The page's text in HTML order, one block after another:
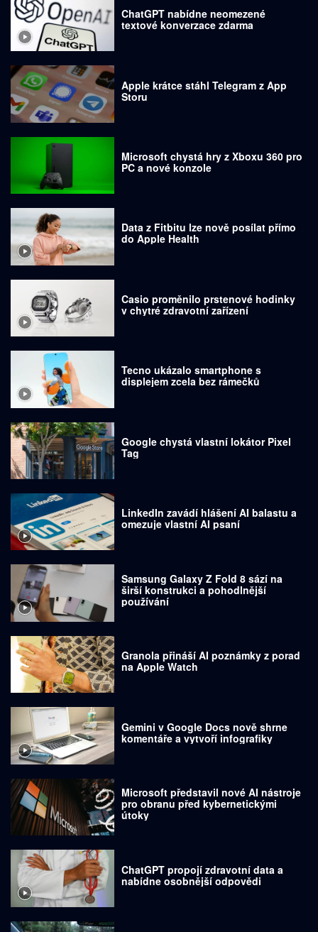
ChatGPT nabídne neomezené
textové konverzace zdarma
Apple krátce stáhl Telegram z App
Storu
Microsoft chystá hry z Xboxu 360 pro
PC a nové konzole
Data z Fitbitu lze nově posílat přímo
do Apple Health
Casio proměnilo prstenové hodinky
v chytré zdravotní zařízení
Tecno ukázalo smartphone s
displejem zcela bez rámečků
Google chystá vlastní lokátor Pixel
Tag
LinkedIn zavádí hlášení AI balastu a
omezuje vlastní AI psaní
Samsung Galaxy Z Fold 8 sází na
širší konstrukci a pohodlnější
používání
Granola přináší AI poznámky z porad
na Apple Watch
Gemini v Google Docs nově shrne
komentáře a vytvoří infografiky
Microsoft představil nové AI nástroje
pro obranu před kybernetickými
útoky
ChatGPT propojí zdravotní data a
nabídne osobnější odpovědi